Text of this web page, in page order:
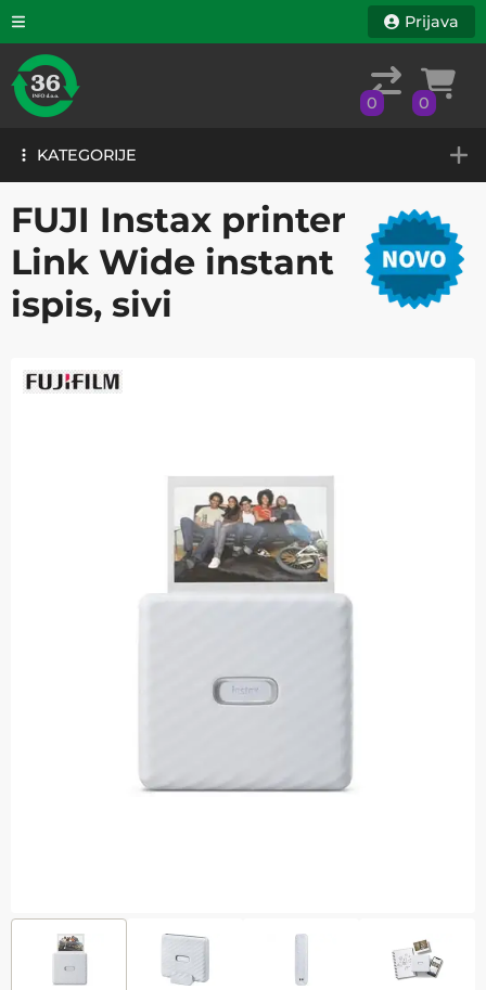
KATEGORIJE
Prijava
0 0
KATEGORIJE
FUJI Instax printer
Link Wide instant
ispis, sivi